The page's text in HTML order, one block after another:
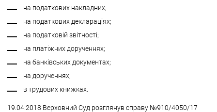
на податкових накладних;
на податкових деклараціях;
на податковій звітності;
на платіжних дорученнях;
на банківських документах;
на дорученнях;
в трудових книжках.
19.04.2018 Верховний Суд розглянув справу №910/4050/17